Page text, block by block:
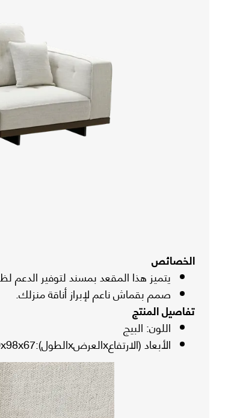
الخصائص
يتميز هذا المقعد بمسند لتوفير الدعم
صمم بقماش ناعم لإبراز أناقة منزلك.
تفاصيل المنتج
اللون: البيج
الأبعاد (الارتفاعxالعرضxالطول):220x98x67 سم